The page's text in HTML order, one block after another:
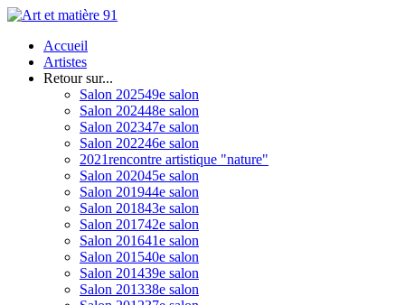
Accueil
Artistes
Retour sur...
Salon 202549e salon
Salon 202448e salon
Salon 202347e salon
Salon 202246e salon
2021rencontre artistique "nature"
Salon 202045e salon
Salon 201944e salon
Salon 201843e salon
Salon 201742e salon
Salon 201641e salon
Salon 201540e salon
Salon 201439e salon
Salon 201338e salon